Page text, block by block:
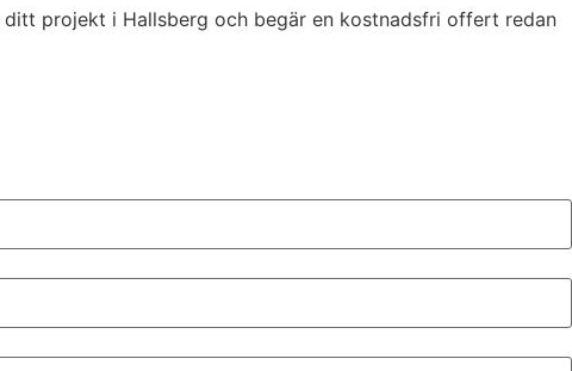
projekt i Hallsberg och begär en kostnadsfri offert redan